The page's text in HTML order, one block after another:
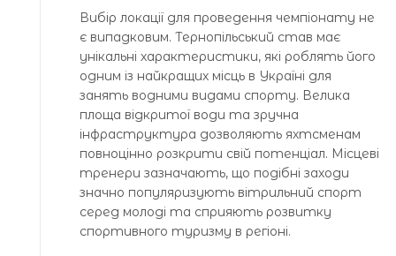
Вибір локації для проведення чемпіонату не
є випадковим. Тернопільський став має
унікальні характеристики, які роблять його
одним із найкращих місць в Україні для
занять водними видами спорту. Велика
площа відкритої води та зручна
інфраструктура дозволяють яхтсменам
повноцінно розкрити свій потенціал. Місцеві
тренери зазначають, що подібні заходи
значно популяризують вітрильний спорт
серед молоді та сприяють розвитку
спортивного туризму в регіоні.